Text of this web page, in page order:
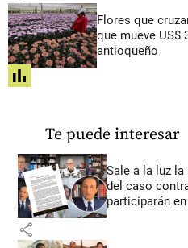
Flores que
que mueve US$
antioqueño
share
Te puede interesar
Sale a la luz
del caso
participarán
share